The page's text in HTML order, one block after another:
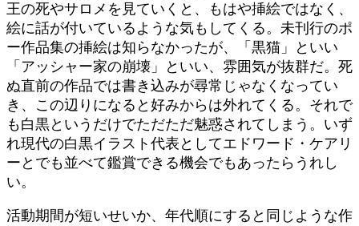
王の死やサロメを見ていくと、もはや挿絵ではなく、
絵に話が付いているような気もしてくる。未刊行のポ
ー作品集の挿絵は知らなかったが、「黒猫」といい
「アッシャー家の崩壊」といい、雰囲気が抜群だ。死
ぬ直前の作品では書き込みが尋常じゃなくなってい
き、この辺りになると好みからは外れてくる。それで
も白黒というだけでただただ魅惑されてしまう。いず
れ現代の白黒イラスト代表としてエドワード・ケアリ
ーとでも並べて鑑賞できる機会でもあったらうれし
い。
活動期間が短いせいか、年代順にすると同じような作